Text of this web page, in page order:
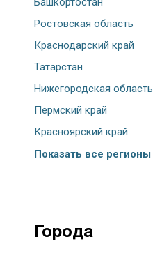
Ростовская область
Краснодарский край
Татарстан
Нижегородская область
Пермский край
Красноярский край
Показать все регионы
Города